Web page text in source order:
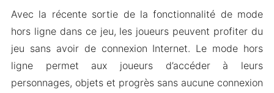
Avec la récente sortie de la fonctionnalité de mode
hors ligne dans ce jeu, les joueurs peuvent profiter du
jeu sans avoir de connexion Internet. Le mode hors
ligne permet aux joueurs d’accéder à leurs
personnages, objets et progrès sans aucune connexion